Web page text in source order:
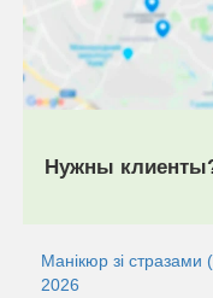
Нужны
Манікюр зі стразами
2026